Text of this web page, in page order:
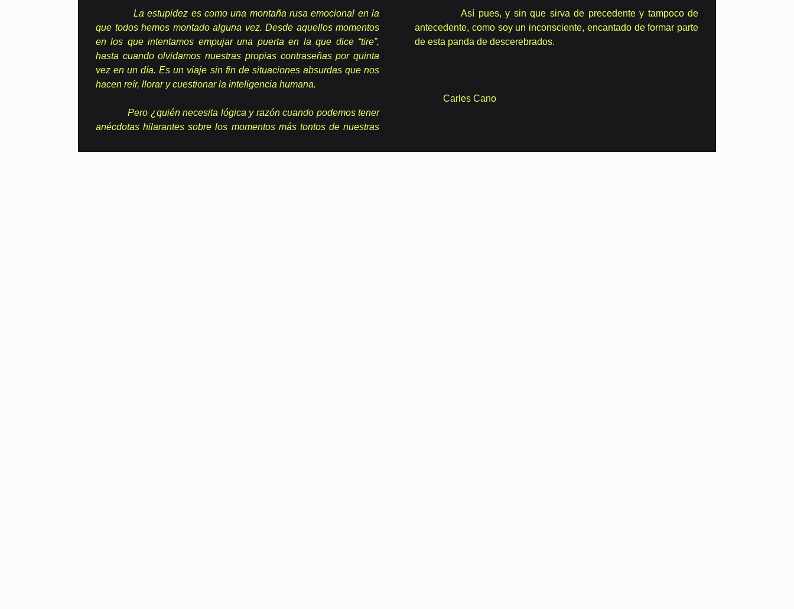
La estupidez es como una montaña rusa emocional en la
que todos hemos montado alguna vez. Desde aquellos momentos
en los que intentamos empujar una puerta en la que dice “tire”,
hasta cuando olvidamos nuestras propias contraseñas por quinta
vez en un día. Es un viaje sin fin de situaciones absurdas que nos
hacen reír, llorar y cuestionar la inteligencia humana.
Pero ¿quién necesita lógica y razón cuando podemos tener
anécdotas hilarantes sobre los momentos más tontos de nuestras
Así pues, y sin que sirva de precedente y tampoco de
antecedente, como soy un inconsciente, encantado de formar parte
de esta panda de descerebrados.
Carles Cano